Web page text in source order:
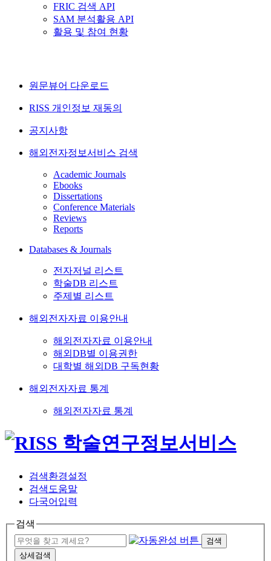
FRIC 검색 API
SAM 분석활용 API
활용 및 참여 현황
원문뷰어 다운로드
RISS 개인정보 재동의
공지사항
해외전자정보서비스 검색
Academic Journals
Ebooks
Dissertations
Conference Materials
Reviews
Reports
Databases & Journals
전자저널 리스트
학술DB 리스트
주제별 리스트
해외전자자료 이용안내
해외전자자료 이용안내
해외DB별 이용권한
대학별 해외DB 구독현황
해외전자자료 통계
해외전자자료 통계
검색환경설정
검색도움말
다국어입력
검색
검색
상세검색